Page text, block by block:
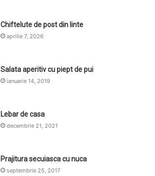
Chiftelute de post din linte
aprilie 7, 2026
Salata aperitiv cu piept de pui
ianuarie 14, 2019
Lebar de casa
decembrie 21, 2021
Prajitura secuiasca cu nuca
septembrie 25, 2017